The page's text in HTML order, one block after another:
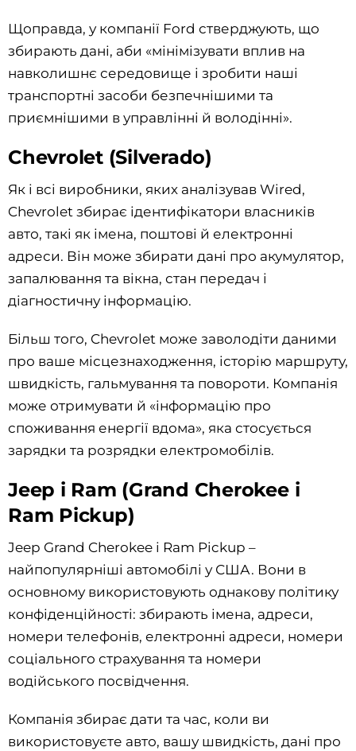
Щоправда, у компанії Ford стверджують, що
збирають дані, аби «мінімізувати вплив на
навколишнє середовище і зробити наші
транспортні засоби безпечнішими та
приємнішими в управлінні й володінні».
Chevrolet (Silverado)
Як і всі виробники, яких аналізував Wired,
Chevrolet збирає ідентифікатори власників
авто, такі як імена, поштові й електронні
адреси. Він може збирати дані про акумулятор,
запалювання та вікна, стан передач і
діагностичну інформацію.
Більш того, Chevrolet може заволодіти даними
про ваше місцезнаходження, історію маршруту,
швидкість, гальмування та повороти. Компанія
може отримувати й «інформацію про
споживання енергії вдома», яка стосується
зарядки та розрядки електромобілів.
Jeep і Ram (Grand Cherokee і
Ram Pickup)
Jeep Grand Cherokee і Ram Pickup –
найпопулярніші автомобілі у США. Вони в
основному використовують однакову політику
конфіденційності: збирають імена, адреси,
номери телефонів, електронні адреси, номери
соціального страхування та номери
водійського посвідчення.
Компанія збирає дати та час, коли ви
використовуєте авто, вашу швидкість, дані про